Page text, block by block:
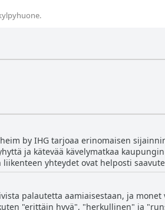
by IHG tarjoaa erinomaisen
ja kätevää kävelymatkaa
yhteydet ovat helposti
pääsyn Fränkische Schweiz -
lähellä, se säilyttää rauhallisen
palautetta aamiaisestaan, ja monet
"erittäin hyvä", "herkullinen" ja